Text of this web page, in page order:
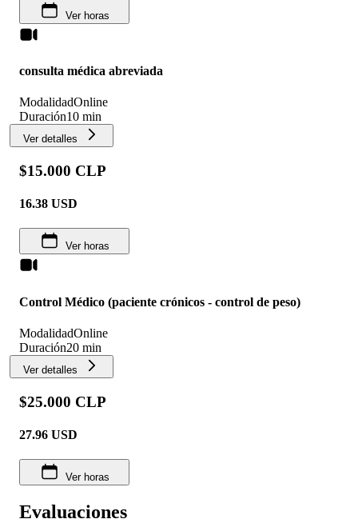
Ver horas
consulta médica abreviada
ModalidadOnline
Duración10 min
Ver detalles
$15.000 CLP
16.38 USD
Ver horas
Control Médico (paciente crónicos - control de peso)
ModalidadOnline
Duración20 min
Ver detalles
$25.000 CLP
27.96 USD
Ver horas
Evaluaciones